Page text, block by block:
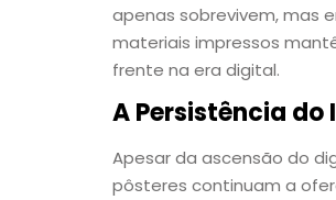
apenas sobrevivem, mas
materiais impressos
frente na era digital.
A Persistência do
Apesar da ascensão do
pôsteres continuam a